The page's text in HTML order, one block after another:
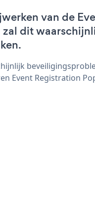
van de
zal dit
Event Registration